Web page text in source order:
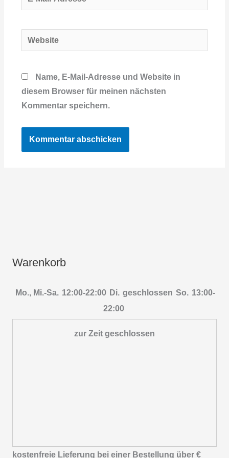
Mail-
Website
Name, E-Mail-Adresse und Website in
diesem Browser für meinen nächsten
Kommentar speichern.
Warenkorb
Mo., Mi.-Sa. 12:00-22:00 Di. geschlossen So. 13:00-
22:00
zur Zeit geschlossen
kostenfreie Lieferung bei einer Bestellung über €